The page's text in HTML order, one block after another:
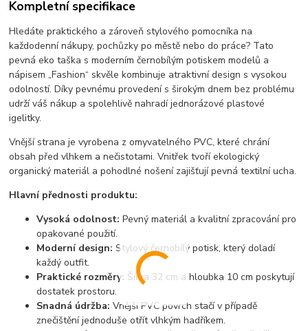
Kompletní specifikace
Hledáte praktického a zároveň stylového pomocníka na
každodenní nákupy, pochůzky po městě nebo do práce? Tato
pevná eko taška s moderním černobílým potiskem modelů a
nápisem „Fashion“ skvěle kombinuje atraktivní design s vysokou
odolností. Díky pevnému provedení s širokým dnem bez problému
udrží váš nákup a spolehlivě nahradí jednorázové plastové
igelitky.
Vnější strana je vyrobena z omyvatelného PVC, které chrání
obsah před vlhkem a nečistotami. Vnitřek tvoří ekologický
organický materiál a pohodlné nošení zajišťují pevná textilní ucha.
Hlavní přednosti produktu:
Vysoká odolnost: Pevný materiál a kvalitní zpracování pro
opakované použití.
Moderní design: Stylový černobílý potisk, který doladí
každý outfit.
Praktické rozměry: Šířka 32 cm a hloubka 10 cm poskytují
dostatek prostoru.
Snadná údržba: Vnější PVC povrch stačí v případě
znečištění jednoduše otřít vlhkým hadříkem.